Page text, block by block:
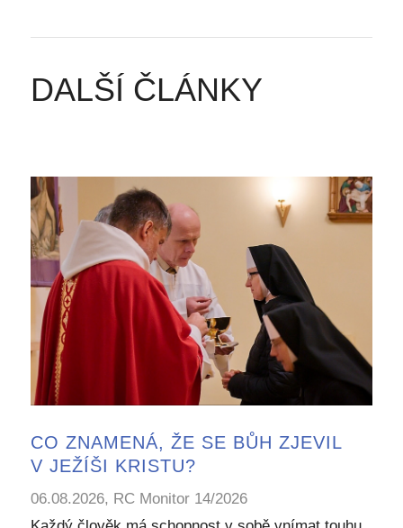
DALŠÍ ČLÁNKY
CO ZNAMENÁ, ŽE SE BŮH ZJEVIL
V JEŽÍŠI KRISTU?
06.08.2026, RC Monitor 14/2026